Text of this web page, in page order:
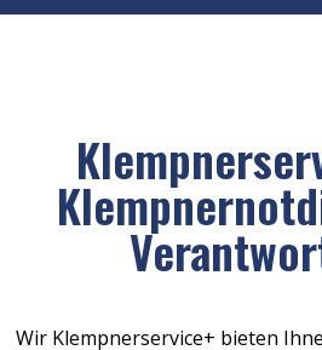
Wir Klempnerservice+ bieten